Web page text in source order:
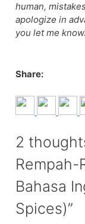
human,
apologize in
you let me know.
Share:
2
Rempah-
Bahasa
Spices)”